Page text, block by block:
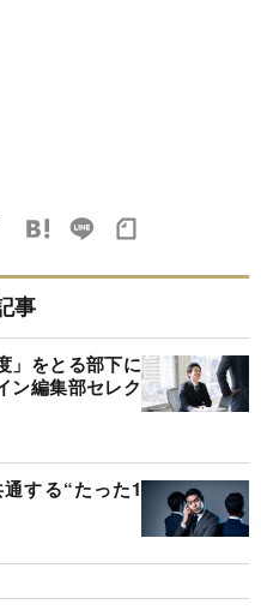
事
」をとる部下に
ン編集部セレク
する“たった1